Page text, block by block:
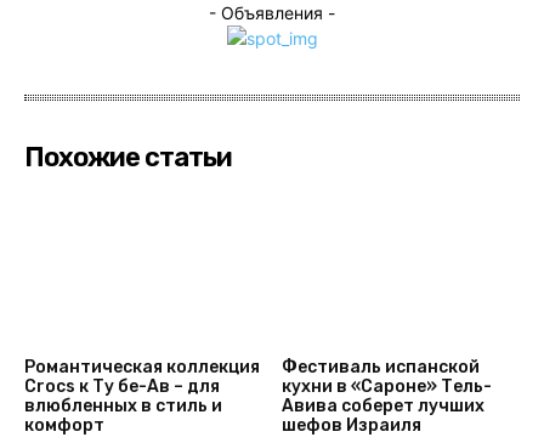
- Объявления -
Похожие статьи
Романтическая коллекция
Crocs к Ту бе-Ав – для
влюбленных в стиль и
комфорт
Фестиваль испанской
кухни в «Сароне» Тель-
Авива соберет лучших
шефов Израиля